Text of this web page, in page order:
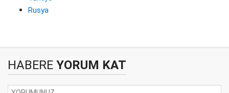
Rusya
HABERE YORUM KAT